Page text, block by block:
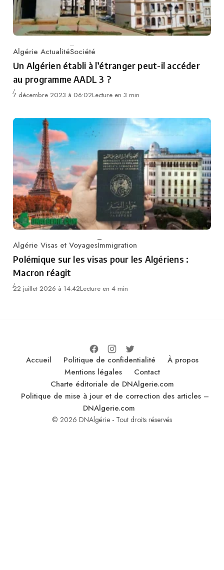
Category
Algérie ActualitéSociété
Un Algérien établi à l’étranger peut-il accéder
au programme AADL 3 ?
7 décembre 2023 à 06:02Lecture en 3 min
Category
Algérie Visas et VoyagesImmigration
Polémique sur les visas pour les Algériens :
Macron réagit
22 juillet 2026 à 14:42Lecture en 4 min
Accueil Politique de confidentialité
À propos
Mentions légales
Contact
Charte éditoriale de DNAlgerie.com
Politique de mise à jour et de correction des articles –
DNAlgerie.com
© 2026 DNAlgérie - Tout droits réservés